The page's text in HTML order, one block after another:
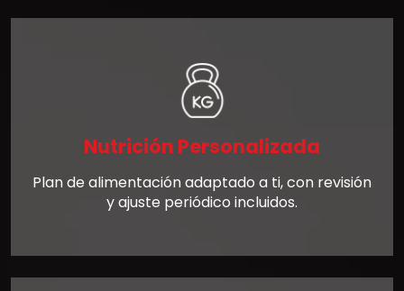
Nutrición Personalizada
Plan de alimentación adaptado a ti, con revisión
y ajuste periódico incluidos.